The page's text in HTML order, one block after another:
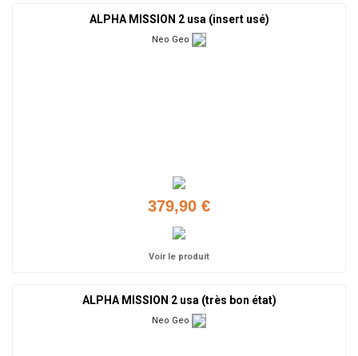
ALPHA MISSION 2 usa (insert usé)
Neo Geo
379,90 €
Voir le produit
ALPHA MISSION 2 usa (très bon état)
Neo Geo